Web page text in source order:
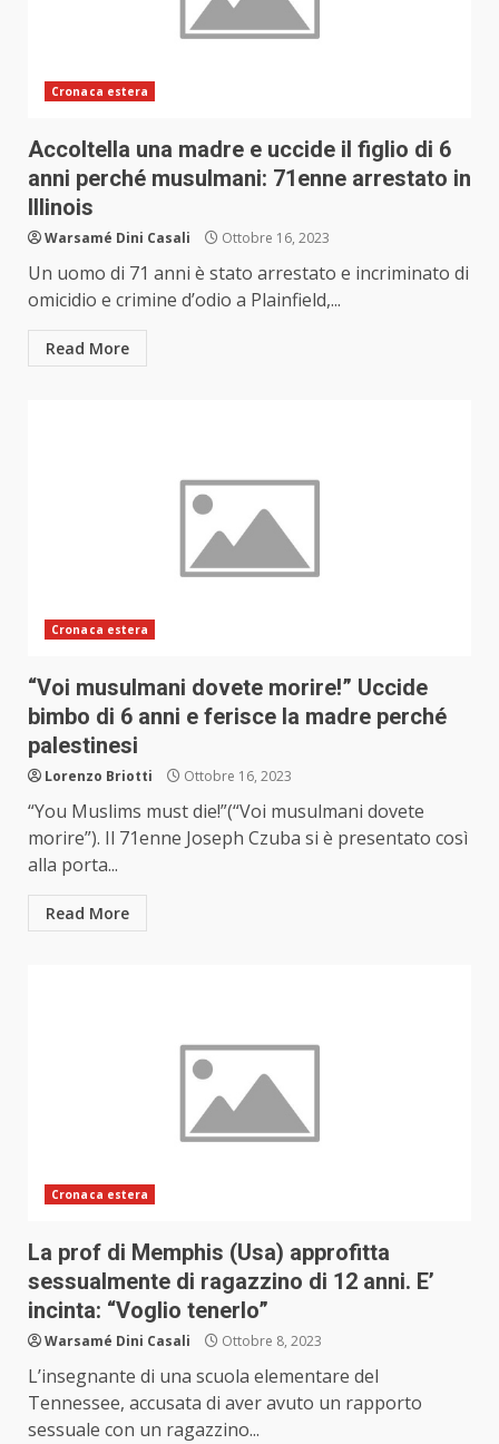
Cronaca estera
Accoltella una madre e uccide il figlio di 6
anni perché musulmani: 71enne arrestato in
Illinois
Warsamé Dini Casali Ottobre 16, 2023
Un uomo di 71 anni è stato arrestato e incriminato di
omicidio e crimine d’odio a Plainfield,...
Read More
Cronaca estera
“Voi musulmani dovete morire!” Uccide
bimbo di 6 anni e ferisce la madre perché
palestinesi
Lorenzo Briotti Ottobre 16, 2023
“You Muslims must die!”(“Voi musulmani dovete
morire”). Il 71enne Joseph Czuba si è presentato così
alla porta...
Read More
Cronaca estera
La prof di Memphis (Usa) approfitta
sessualmente di ragazzino di 12 anni. E’
incinta: “Voglio tenerlo”
Warsamé Dini Casali Ottobre 8, 2023
L’insegnante di una scuola elementare del
Tennessee, accusata di aver avuto un rapporto
sessuale con un ragazzino...